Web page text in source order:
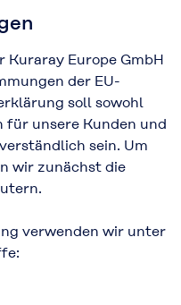
Europe GmbH
der EU-
soll sowohl
unsere Kunden und
sein. Um
wir zunächst die
verwenden wir unter